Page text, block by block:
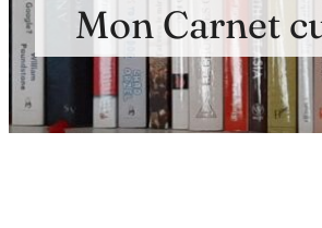
Mon Carnet